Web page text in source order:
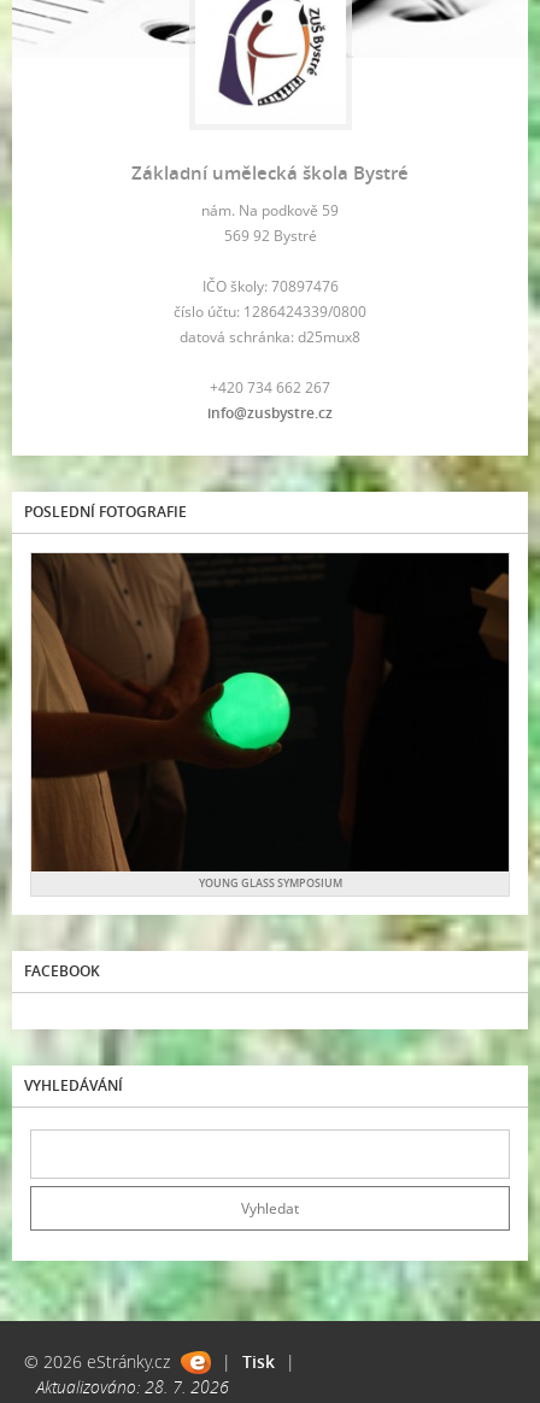
Základní umělecká škola Bystré
nám. Na podkově 59
569 92 Bystré
IČO školy: 70897476
číslo účtu: 1286424339/0800
datová schránka: d25mux8
+420 734 662 267
info@zusbystre.cz
POSLEDNÍ FOTOGRAFIE
YOUNG GLASS SYMPOSIUM
FACEBOOK
VYHLEDÁVÁNÍ
© 2026 eStránky.cz | Tisk
|
Aktualizováno: 28. 7. 2026